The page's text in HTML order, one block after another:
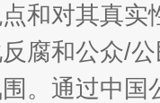
和对其真实
反腐和公众/
。通过中